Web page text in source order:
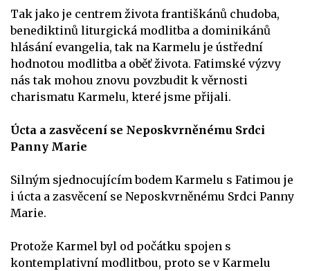
Tak jako je centrem života františkánů chudoba,
benediktinů liturgická modlitba a dominikánů
hlásání evangelia, tak na Karmelu je ústřední
hodnotou modlitba a oběť života. Fatimské výzvy
nás tak mohou znovu povzbudit k věrnosti
charismatu Karmelu, které jsme přijali.
Úcta a zasvěcení se Neposkvrněnému Srdci
Panny Marie
Silným sjednocujícím bodem Karmelu s Fatimou je
i úcta a zasvěcení se Neposkvrněnému Srdci Panny
Marie.
Protože Karmel byl od počátku spojen s
kontemplativní modlitbou, proto se v Karmelu